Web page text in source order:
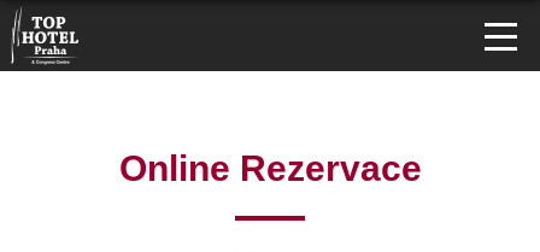
Online Rezervace